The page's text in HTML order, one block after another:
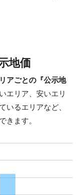
地価
アごとの『公示地
エリア、安いエリ
いるエリアなど、
きます。